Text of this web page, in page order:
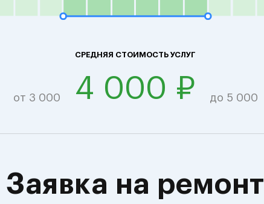
СРЕДНЯЯ СТОИМОСТЬ УСЛУГ
от 3 000 4 000 ₽ до 5 000
Заявка на ремонт